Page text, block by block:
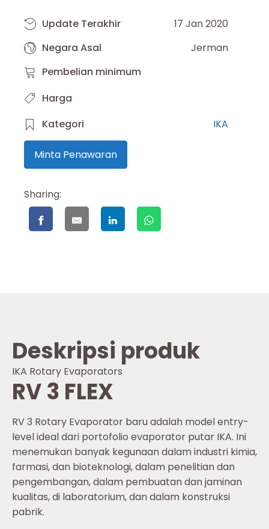
Update Terakhir
17 Jan 2020
Negara Asal
Jerman
Pembelian minimum
Harga
Kategori
IKA
Minta Penawaran
Sharing:
Deskripsi produk
IKA Rotary Evaporators
RV 3 FLEX
RV 3 Rotary Evaporator baru adalah model entry-
level ideal dari portofolio evaporator putar IKA. Ini
menemukan banyak kegunaan dalam industri kimia,
farmasi, dan bioteknologi, dalam penelitian dan
pengembangan, dalam pembuatan dan jaminan
kualitas, di laboratorium, dan dalam konstruksi
pabrik.